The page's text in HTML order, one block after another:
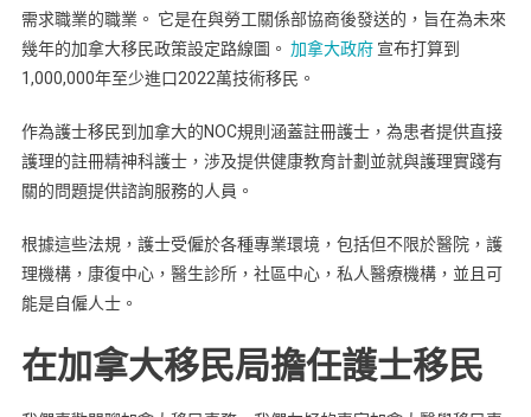
需求職業的職業。 它是在與勞工關係部協商後發送的，旨在為未來
幾年的加拿大移民政策設定路線圖。 加拿大政府宣布打算到
1,000,000年至少進口2022萬技術移民。
作為護士移民到加拿大的NOC規則涵蓋註冊護士，為患者提供直接
護理的註冊精神科護士，涉及提供健康教育計劃並就與護理實踐有
關的問題提供諮詢服務的人員。
根據這些法規，護士受僱於各種專業環境，包括但不限於醫院，護
理機構，康復中心，醫生診所，社區中心，私人醫療機構，並且可
能是自僱人士。
在加拿大移民局擔任護士移民